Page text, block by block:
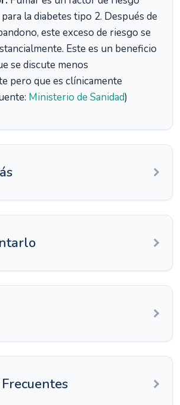
la diabetes tipo 2. Después de
este exceso de riesgo se
Este es un beneficio
se discute menos
pero que es clínicamente
Ministerio de Sanidad)